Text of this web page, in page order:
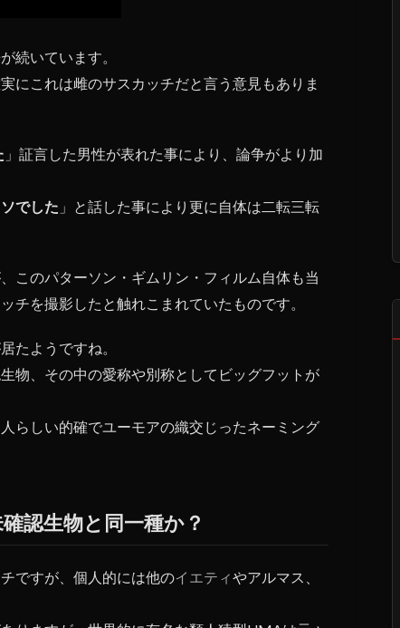
続いています。
にこれは雌のサスカッチだと言う意見もありま
」証言した男性が表れた事により、論争がより加
でした 」と話した事により更に自体は二転三転
このパターソン・ギムリン・フィルム自体も当
チを撮影したと触れこまれていたものです。
たようですね。
物、その中の愛称や別称としてビッグフットが
らしい的確でユーモアの織交じったネーミング
認生物と同一種か？
ですが、個人的には他のイエティやアルマス、